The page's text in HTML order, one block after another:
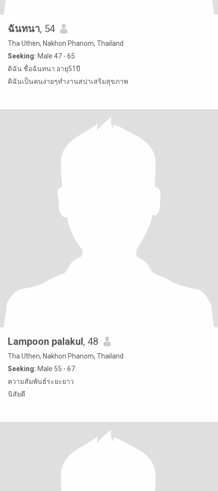
ฉันทนา, 54
Tha Uthen, Nakhon Phanom, Thailand
Seeking: Male 47 - 65
ดิฉัน ชื่อฉันทนา อายุ51ปี
ดิฉันเป็นคนง่ายๆทำงานสปาเสริมสุุขภาพ
Lampoon palakul, 48
Tha Uthen, Nakhon Phanom, Thailand
Seeking: Male 55 - 67
ความสัมพันธ์ระยะยาว
นิสัยดี